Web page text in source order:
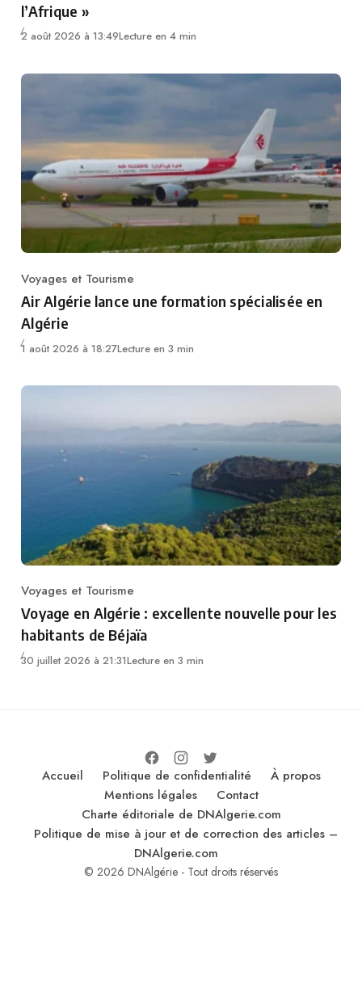
l’Afrique »
2 août 2026 à 13:49Lecture en 4 min
Category
Voyages et Tourisme
Air Algérie lance une formation spécialisée en
Algérie
1 août 2026 à 18:27Lecture en 3 min
Category
Voyages et Tourisme
Voyage en Algérie : excellente nouvelle pour les
habitants de Béjaïa
30 juillet 2026 à 21:31Lecture en 3 min
Accueil Politique de confidentialité
À propos
Mentions légales
Contact
Charte éditoriale de DNAlgerie.com
Politique de mise à jour et de correction des articles –
DNAlgerie.com
© 2026 DNAlgérie - Tout droits réservés